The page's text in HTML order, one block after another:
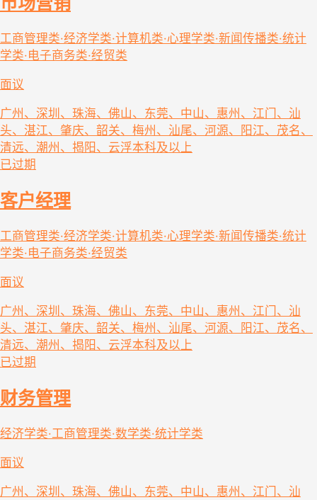
工商管理类·经济学类·计算机类·心理学类·新闻传播类·统计
学类·电子商务类·经贸类
面议
广州、深圳、珠海、佛山、东莞、中山、惠州、江门、汕
头、湛江、肇庆、韶关、梅州、汕尾、河源、阳江、茂名、
清远、潮州、揭阳、云浮本科及以上
已过期
客户经理
工商管理类·经济学类·计算机类·心理学类·新闻传播类·统计
学类·电子商务类·经贸类
面议
广州、深圳、珠海、佛山、东莞、中山、惠州、江门、汕
头、湛江、肇庆、韶关、梅州、汕尾、河源、阳江、茂名、
清远、潮州、揭阳、云浮本科及以上
已过期
财务管理
经济学类·工商管理类·数学类·统计学类
面议
广州、深圳、珠海、佛山、东莞、中山、惠州、江门、汕